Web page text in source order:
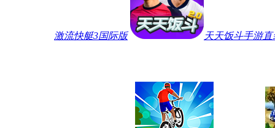
激流快艇3国际版 天天饭斗手游直